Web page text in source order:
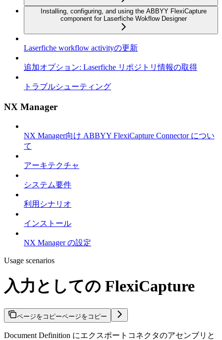
Installing, configuring, and using the ABBYY FlexiCapture
component for Laserfiche Wokflow Designer
Laserfiche workflow activityの更新
追加オプション: Laserfiche リポジトリ情報の取得
トラブルシューティング
NX Manager
NX Manager向け ABBYY FlexiCapture Connector につい
て
アーキテクチャ
システム要件
利用シナリオ
インストール
NX Manager の設定
Usage scenarios
入力としての FlexiCapture
ページをコピーページをコピー
Document Definition にエクスポートコネクタのアセンブリと